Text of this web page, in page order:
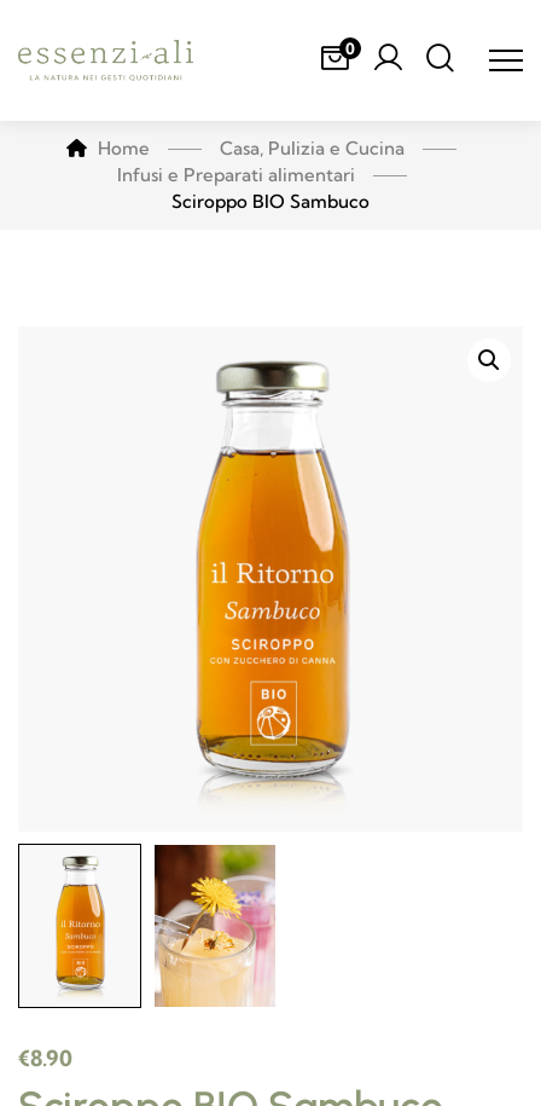
0
Home
Casa, Pulizia e Cucina
Infusi e Preparati alimentari
Sciroppo BIO Sambuco
€8.90